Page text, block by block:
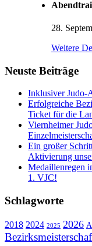
28.
Weitere
Neuste Beiträge
Inklusiver Judo-
Erfolgreiche
Ticket für die
Viernheimer
Ein großer
Aktivierung
Medaillenregen
1. VJC!
Schlagworte
2018 2024 2025 2026
KUMI –